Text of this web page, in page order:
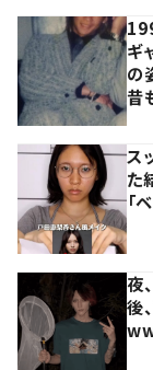
ギ
の
昔
ス
た
「
夜
後
ww